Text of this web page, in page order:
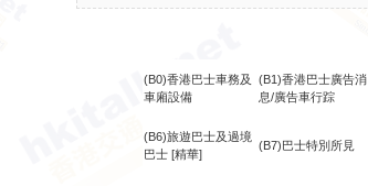
(B0)香港巴士車務及
車廂設備
(B1)香港巴士廣告消
息/廣告車行踪
(B6)旅遊巴士及過境
巴士 [精華]
(B7)巴士特別所見